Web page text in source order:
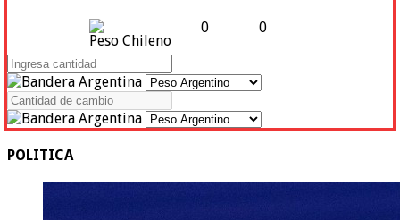
Peso Chileno
0 0
POLITICA